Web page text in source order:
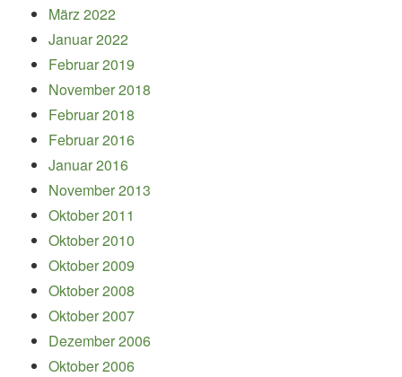
März 2022
Januar 2022
Februar 2019
November 2018
Februar 2018
Februar 2016
Januar 2016
November 2013
Oktober 2011
Oktober 2010
Oktober 2009
Oktober 2008
Oktober 2007
Dezember 2006
Oktober 2006